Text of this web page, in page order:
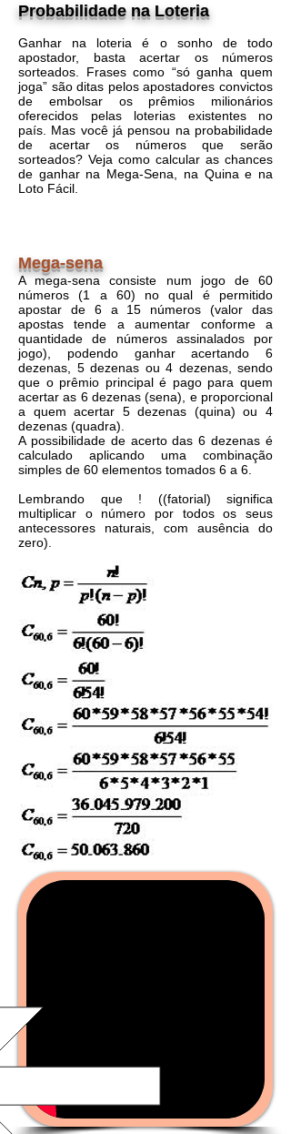
Probabilidade na Loteria
Ganhar na loteria é o sonho de todo
apostador, basta acertar os números
sorteados. Frases como “só ganha quem
joga” são ditas pelos apostadores convictos
de embolsar os prêmios milionários
oferecidos pelas loterias existentes no
país. Mas você já pensou na probabilidade
de acertar os números que serão
sorteados? Veja como calcular as chances
de ganhar na Mega-Sena, na Quina e na
Loto Fácil.
Mega-sena
A mega-sena consiste num jogo de 60
números (1 a 60) no qual é permitido
apostar de 6 a 15 números (valor das
apostas tende a aumentar conforme a
quantidade de números assinalados por
jogo), podendo ganhar acertando 6
dezenas, 5 dezenas ou 4 dezenas, sendo
que o prêmio principal é pago para quem
acertar as 6 dezenas (sena), e proporcional
a quem acertar 5 dezenas (quina) ou 4
dezenas (quadra).
A possibilidade de acerto das 6 dezenas é
calculado aplicando uma combinação
simples de 60 elementos tomados 6 a 6.
Lembrando que ! ((fatorial) significa
multiplicar o número por todos os seus
antecessores naturais, com ausência do
zero).